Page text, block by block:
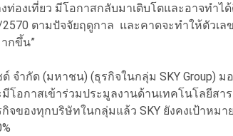
ท่องเที่ยว มีโอกาสกลับมาเติบโตและอาจทำไ
ตามปัจจัยฤดูกาล และคาดจะทำให้ตัวเล
กขึ้น”
จำกัด (มหาชน) (ธุรกิจในกลุ่ม SKY Group) ม
โอกาสเข้าร่วมประมูลงานด้านเทคโนโลยีสา
จของทุกบริษัทในกลุ่มแล้ว SKY ยังคงเป้าหมา